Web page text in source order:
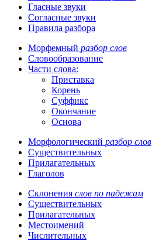
Гласные звуки
Согласные звуки
Правила разбора
Морфемный разбор слов
Словообразование
Части слова:
Приставка
Корень
Суффикс
Окончание
Основа
Морфологический разбор слов
Существительных
Прилагательных
Глаголов
Склонения слов по падежам
Существительных
Прилагательных
Местоимений
Числительных